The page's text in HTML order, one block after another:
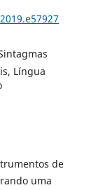
Língua
de
uma